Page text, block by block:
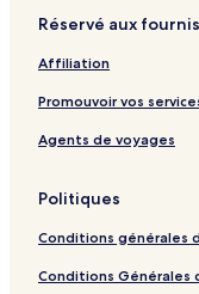
Réservé aux
Affiliation
Promouvoir vos
Agents de voyages
Politiques
Conditions générales
Conditions Générales